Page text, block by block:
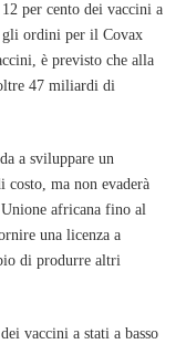
per cento dei vaccini a
gli ordini per il Covax
è previsto che alla
47 miliardi di
a sviluppare un
costo, ma non evaderà
africana fino al
una licenza a
di produrre altri
vaccini a stati a basso